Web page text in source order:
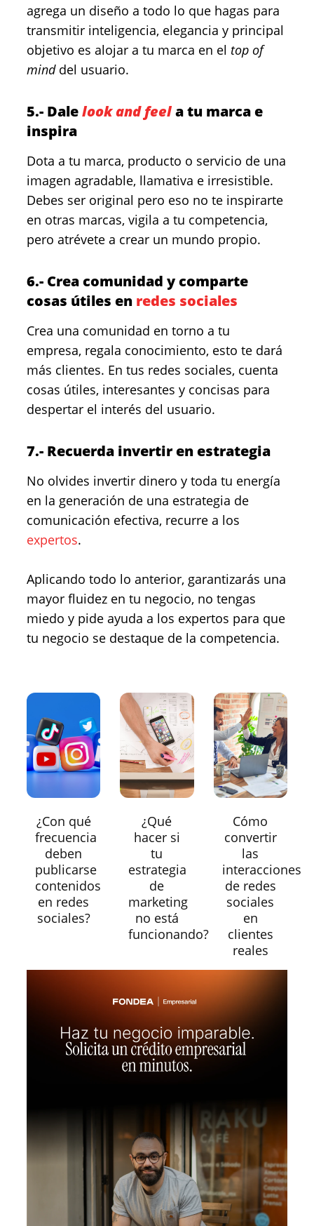
agrega un diseño a todo lo que hagas para
transmitir inteligencia, elegancia y principal
objetivo es alojar a tu marca en el top of
minddel usuario.
5.- Dalelook and feela tu marca e
inspira
Dota a tu marca, producto o servicio de una
imagen agradable, llamativa e irresistible.
Debes ser original pero eso no te inspirarte
en otras marcas, vigila a tu competencia,
pero atrévete a crear un mundo propio.
6.- Crea comunidad y comparte
cosas útiles en redes sociales
Crea una comunidad en torno a tu
empresa, regala conocimiento, esto te dará
más clientes. En tus redes sociales, cuenta
cosas útiles, interesantes y concisas para
despertar el interés del usuario.
7.- Recuerda invertir en estrategia
No olvides invertir dinero y toda tu energía
en la generación de una estrategia de
comunicación efectiva, recurre a los
expertos.
Aplicando todo lo anterior, garantizarás una
mayor fluidez en tu negocio, no tengas
miedo y pide ayuda a los expertos para que
tu negocio se destaque de la competencia.
¿Con qué
frecuencia
deben
publicarse
contenidos
en redes
sociales?
¿Qué
hacer si
tu
estrategia
de
marketing
no está
funcionando?
Cómo
convertir
las
interacciones
de redes
sociales
en
clientes
reales